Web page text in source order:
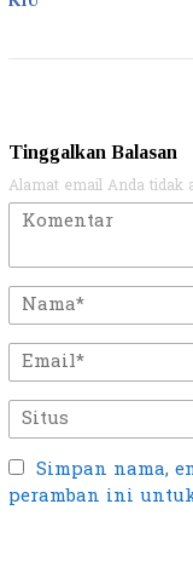
Tinggalkan Balasan
Alamat email Anda tidak
Simpan nama,
peramban ini